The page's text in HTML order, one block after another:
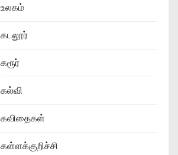
உலகம்
கடலூர்
கரூர்
கல்வி
கவிதைகள்
கள்ளக்குறிச்சி